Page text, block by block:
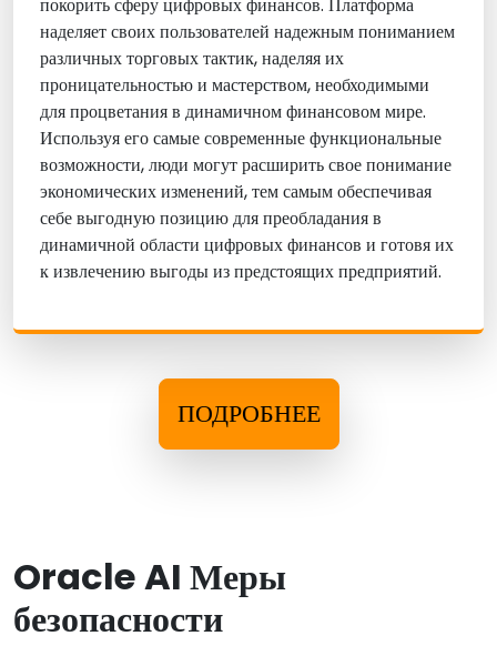
покорить сферу цифровых финансов. Платформа
наделяет своих пользователей надежным пониманием
различных торговых тактик, наделяя их
проницательностью и мастерством, необходимыми
для процветания в динамичном финансовом мире.
Используя его самые современные функциональные
возможности, люди могут расширить свое понимание
экономических изменений, тем самым обеспечивая
себе выгодную позицию для преобладания в
динамичной области цифровых финансов и готовя их
к извлечению выгоды из предстоящих предприятий.
ПОДРОБНЕЕ
Oracle AI Меры
безопасности